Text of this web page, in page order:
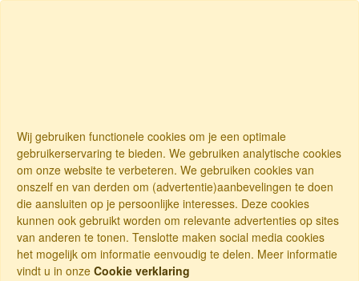
Wij gebruiken functionele cookies om je een optimale
gebruikerservaring te bieden. We gebruiken analytische cookies
om onze website te verbeteren. We gebruiken cookies van
onszelf en van derden om (advertentie)aanbevelingen te doen
die aansluiten op je persoonlijke interesses. Deze cookies
kunnen ook gebruikt worden om relevante advertenties op sites
van anderen te tonen. Tenslotte maken social media cookies
het mogelijk om informatie eenvoudig te delen. Meer informatie
vindt u in onze Cookie verklaring